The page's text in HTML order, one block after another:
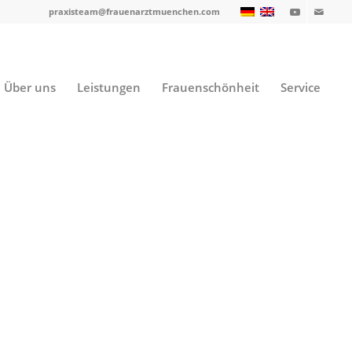
praxisteam@frauenarztmuenchen.com
Über uns Leistungen Frauenschönheit Service